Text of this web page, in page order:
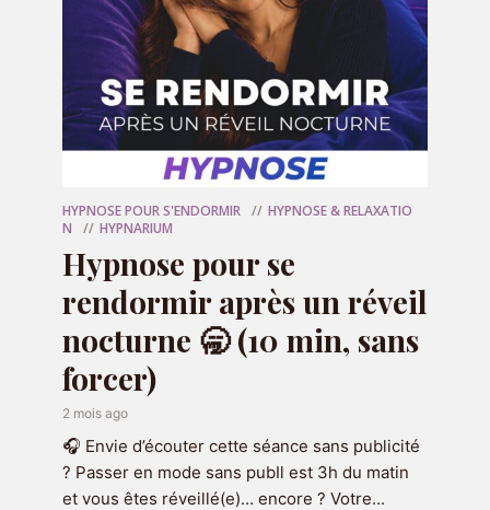
Recevez 7 emails et audio d'hypnose
gagner confiance en vous
ci-dessous :
RECEVOIR LE CADEAU
HYPNOSE POUR S'ENDORMIR
HYPNOSE & RELAXATIO
N
HYPNARIUM
Hypnose pour se
rendormir après un réveil
nocturne 🥱 (10 min, sans
forcer)
2 mois ago
🎧 Envie d’écouter cette séance sans publicité
? Passer en mode sans pubIl est 3h du matin
et vous êtes réveillé(e)… encore ? Votre...